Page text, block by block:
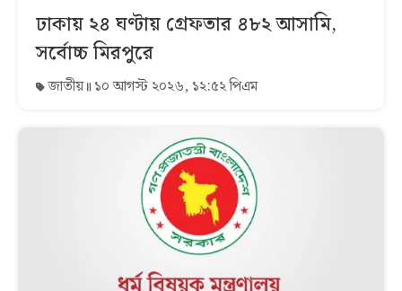
ঢাকায় ২৪ ঘণ্টায় গ্রেফতার ৪৮২ আসামি,
সর্বোচ্চ মিরপুরে
জাতীয় ১০ আগস্ট ২০২৬, ১২:৫২ পিএম